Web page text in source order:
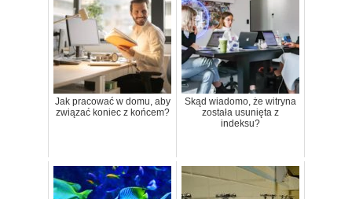
Jak pracować w domu, aby
związać koniec z końcem?
Skąd wiadomo, że witryna
została usunięta z
indeksu?